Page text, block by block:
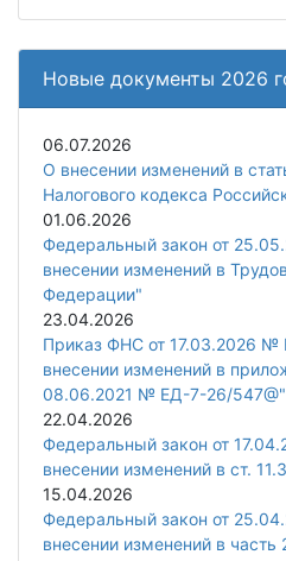
Новые документы 2026
06.07.2026
О внесении изменений в
Налогового кодекса
01.06.2026
Федеральный закон от
внесении изменений в
Федерации"
23.04.2026
Приказ ФНС от 17.03.2026 №
внесении изменений в
08.06.2021 № ЕД-7-26/547@"
22.04.2026
Федеральный закон от
внесении изменений в ст.
15.04.2026
Федеральный закон от
внесении изменений в